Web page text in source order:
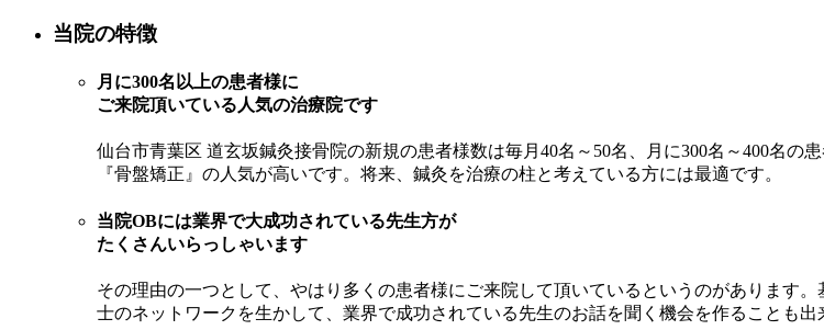
当院の特徴
月に300名以上の患者様に
ご来院頂いている人気の治療院です
仙台市青葉区 道玄坂鍼灸接骨院の新規の患者様数は毎月40名～50名、月に300名～400名
『骨盤矯正』の人気が高いです。将来、鍼灸を治療の柱と考えている方には最適です。
当院OBには業界で大成功されている先生方が
たくさんいらっしゃいます
その理由の一つとして、やはり多くの患者様にご来院して頂いているというのがあります
士のネットワークを生かして、業界で成功されている先生のお話を聞く機会を作ることも出